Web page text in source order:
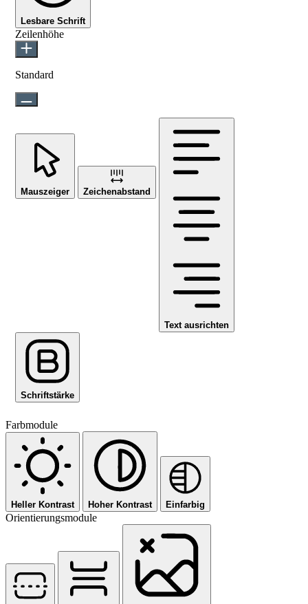
Lesbare Schrift
Zeilenhöhe
Standard
Mauszeiger Zeichenabstand
Text ausrichten
Schriftstärke
Farbmodule
Heller Kontrast Hoher Kontrast Einfarbig
Orientierungsmodule